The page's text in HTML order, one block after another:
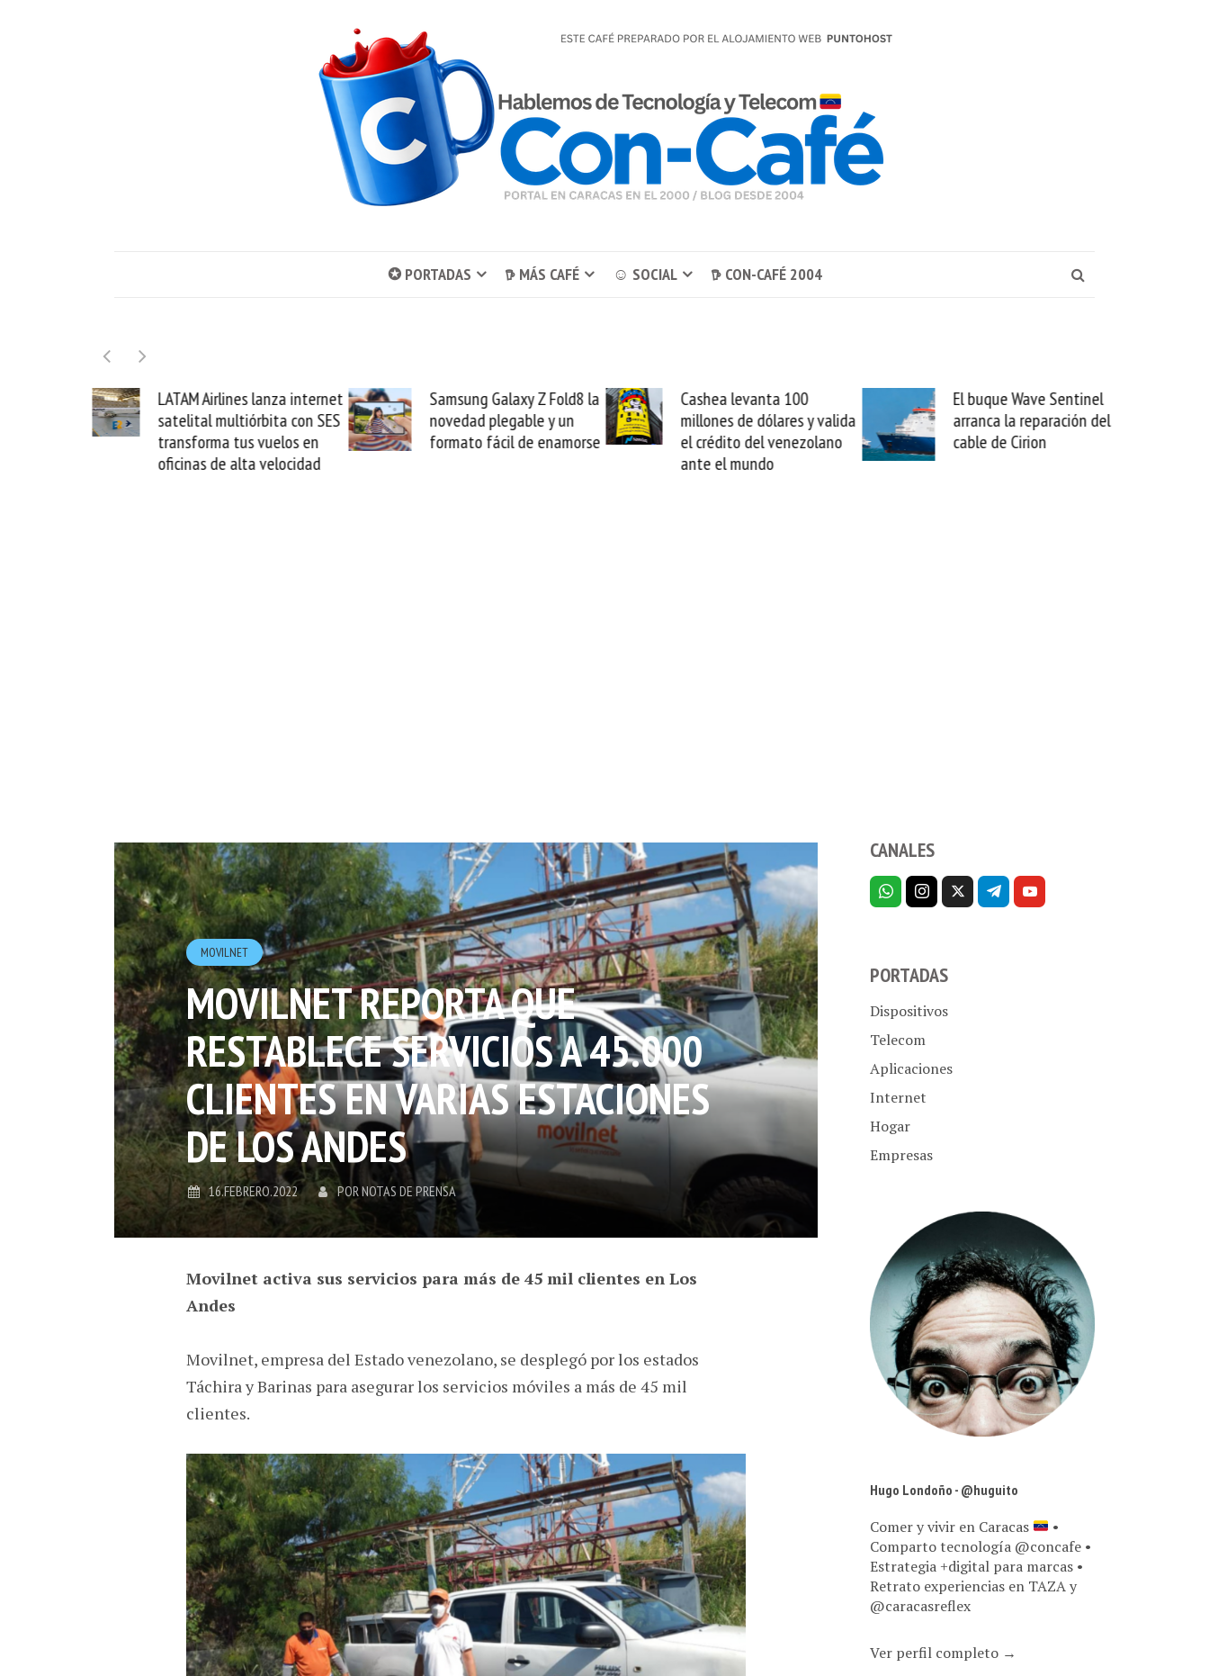
✪ PORTADAS 𖠚 MÁS CAFÉ ☺ SOCIAL 𖠚 CON-CAFÉ 2004
lanza internet
con SES
Samsung Galaxy Z Fold8 la
novedad plegable y un
formato fácil de enamorse
Cashea levanta 100
millones de dólares y valida
el crédito del venezolano
El buque Wave Sentinel
arranca la reparación del
cable de Cirion
Uber se lleva PedidosYa y
sabemos todo lo que puede
mejorar tecnológicamente
MOVILNET
MOVILNET REPORTA QUE
RESTABLECE SERVICIOS A 45.000
CLIENTES EN VARIAS ESTACIONES
DE LOS ANDES
16.FEBRERO.2022 PORNOTAS DE PRENSA
Movilnet activa sus servicios para más de 45 mil clientes en Los
Andes
Movilnet, empresa del Estado venezolano, se desplegó por los estados
Táchira y Barinas para asegurar los servicios móviles a más de 45 mil
clientes.
CANALES
PORTADAS
Dispositivos
Telecom
Aplicaciones
Internet
Hogar
Empresas
Hugo Londoño - @huguito
Comer y vivir en Caracas
•
Comparto tecnología @concafe •
Estrategia +digital para marcas •
Retrato experiencias en TAZA y
@caracasreflex
Ver perfil completo →